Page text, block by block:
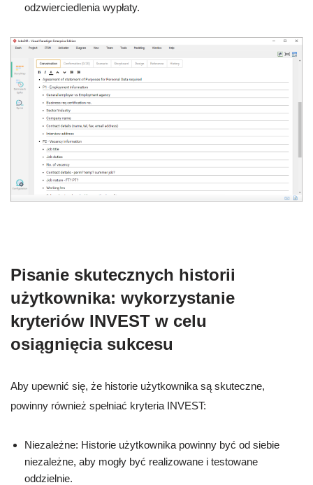
odzwierciedlenia wypłaty.
Pisanie skutecznych historii
użytkownika: wykorzystanie
kryteriów INVEST w celu
osiągnięcia sukcesu
Aby upewnić się, że historie użytkownika są skuteczne,
powinny również spełniać kryteria INVEST:
Niezależne: Historie użytkownika powinny być od siebie
niezależne, aby mogły być realizowane i testowane
oddzielnie.